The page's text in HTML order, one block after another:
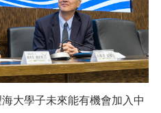
大學子未來能有機會加入中